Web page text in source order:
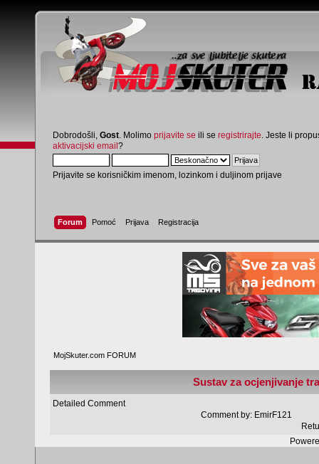
Dobrodošli, Gost . Molimo prijavite se ili se registrirajte . Jeste li
aktivacijski email?
Prijavite se korisničkim imenom, lozinkom i duljinom prijave
Forum Pomoć Prijava Registracija
MojSkuter.com FORUM
Sustav za ocjenjivanje
Detailed Comment
Comment by: EmirF121